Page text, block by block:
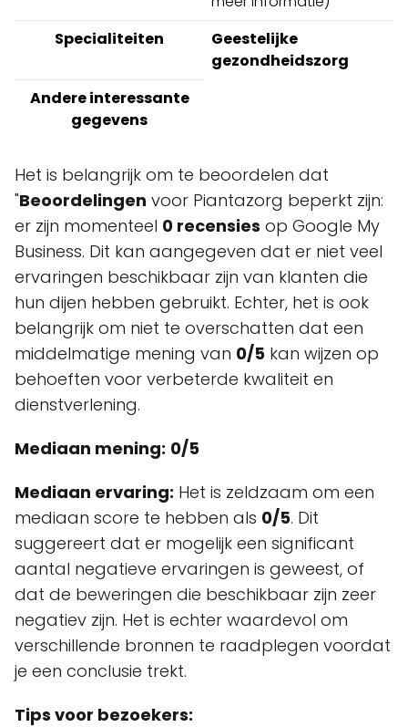
Specialiteiten
Geestelijke
gezondheidszorg
Andere interessante
gegevens
Het is belangrijk om te beoordelen dat
"Beoordelingen voor Piantazorg beperkt zijn:
er zijn momenteel 0 recensies op Google My
Business. Dit kan aangegeven dat er niet veel
ervaringen beschikbaar zijn van klanten die
hun dijen hebben gebruikt. Echter, het is ook
belangrijk om niet te overschatten dat een
middelmatige mening van 0/5 kan wijzen op
behoeften voor verbeterde kwaliteit en
dienstverlening.
Mediaan mening: 0/5
Mediaan ervaring: Het is zeldzaam om een
mediaan score te hebben als 0/5. Dit
suggereert dat er mogelijk een significant
aantal negatieve ervaringen is geweest, of
dat de beweringen die beschikbaar zijn zeer
negatiev zijn. Het is echter waardevol om
verschillende bronnen te raadplegen voordat
je een conclusie trekt.
Tips voor bezoekers: